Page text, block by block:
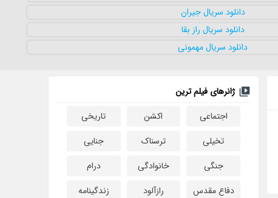
ژانرهای فیلم ترین
اجتماعی
اکشن
تاریخی
تخیلی
ترسناک
جنایی
جنگی
خانوادگی
درام
دفاع مقدس
رازآلود
زندگینامه